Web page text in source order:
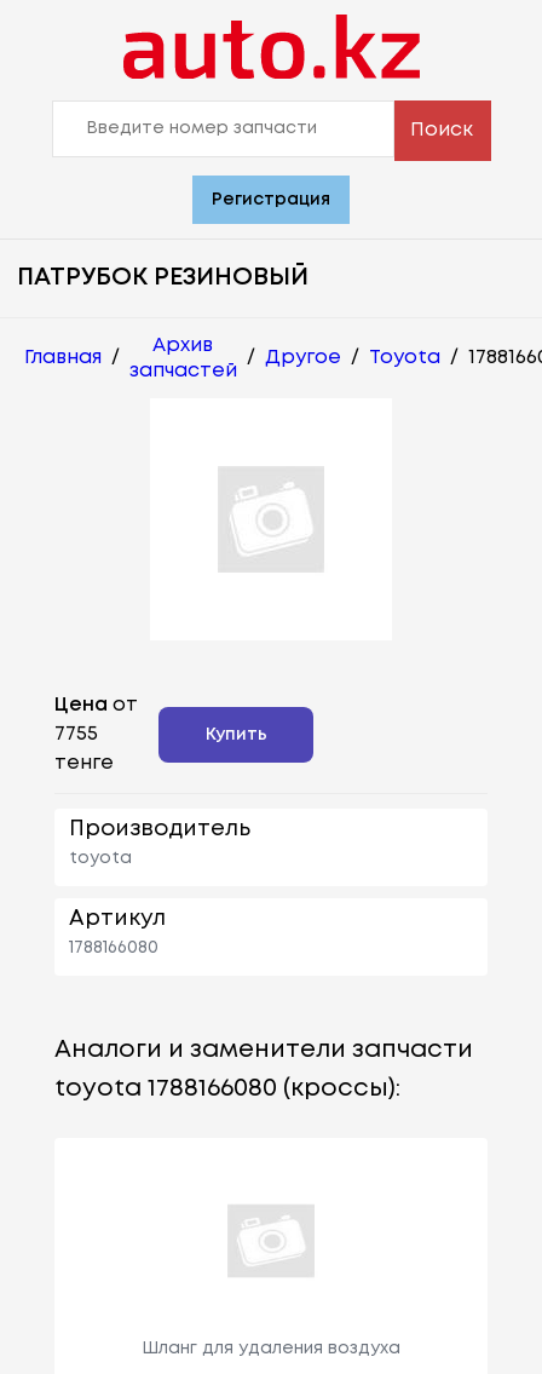
Поиск
Регистрация
ПАТРУБОК РЕЗИНОВЫЙ
Главная /
Архив
запчастей
/ Другое / Toyota /
Цена от
7755
тенге
Купить
Производитель
toyota
Артикул
1788166080
Аналоги и заменители запчасти
toyota 1788166080 (кроссы):
Шланг для удаления воздуха